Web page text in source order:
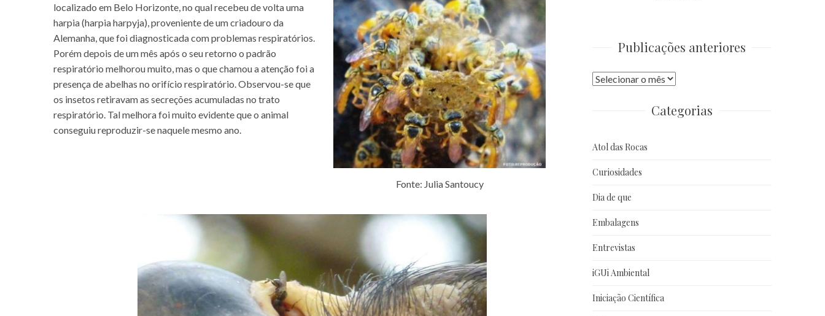
Fonte: Julia Santoucy
localizado em Belo Horizonte, no qual recebeu de volta uma
harpia (harpia harpyja), proveniente de um criadouro da
Alemanha, que foi diagnosticada com problemas respiratórios.
Porém depois de um mês após o seu retorno o padrão
respiratório melhorou muito, mas o que chamou a atenção foi a
presença de abelhas no orifício respiratório. Observou-se que
os insetos retiravam as secreções acumuladas no trato
respiratório. Tal melhora foi muito evidente que o animal
conseguiu reproduzir-se naquele mesmo ano.
Publicações anteriores
Publicações
Categorias
Atol das Rocas
Curiosidades
Dia de que
Embalagens
Entrevistas
iGUi Ambiental
Iniciação Científica